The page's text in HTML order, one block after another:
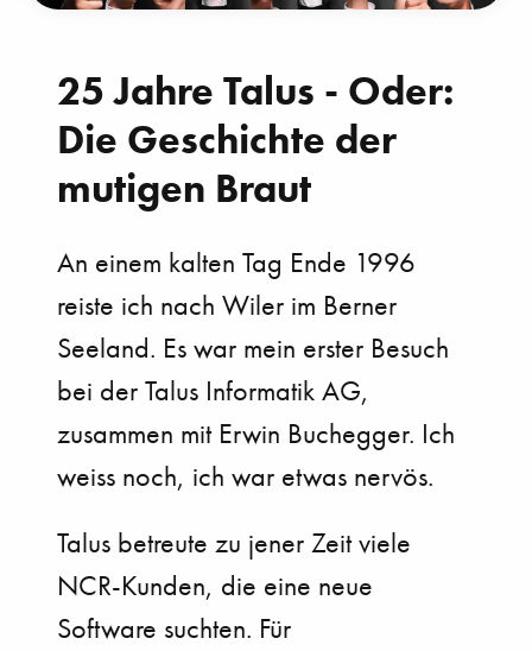
25 Jahre Talus - Oder:
Die Geschichte der
mutigen Braut
An einem kalten Tag Ende 1996
reiste ich nach Wiler im Berner
Seeland. Es war mein erster Besuch
bei der Talus Informatik AG,
zusammen mit Erwin Buchegger. Ich
weiss noch, ich war etwas nervös.
Talus betreute zu jener Zeit viele
NCR-Kunden, die eine neue
Software suchten. Für